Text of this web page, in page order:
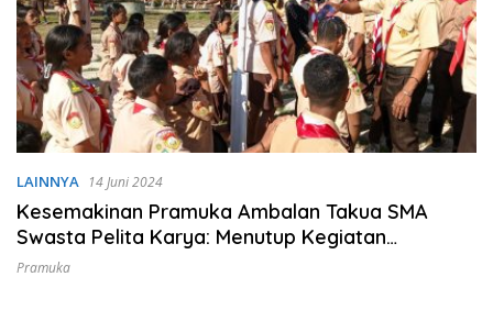
LAINNYA 14 Juni 2024
Kesemakinan Pramuka Ambalan Takua SMA
Swasta Pelita Karya: Menutup Kegiatan
Kepramukaan Tahun Ajaran 2023-2024 dan
Pramuka